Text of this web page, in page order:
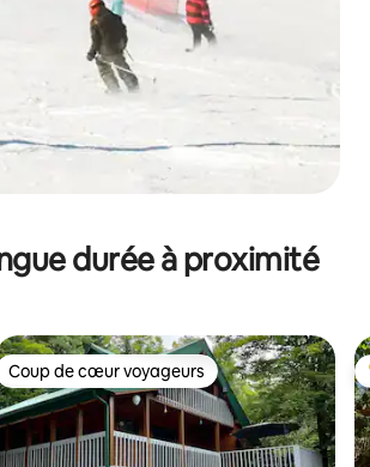
durée à proximité
Coup de cœur voyageurs
Coup de cœur voyageurs